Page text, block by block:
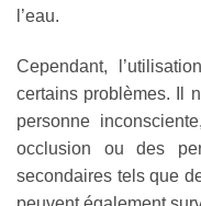
l’eau.
Cependant,
certains problèmes. Il
personne
occlusion ou des
secondaires tels que